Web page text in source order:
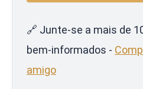
🔗 Junte-se a mais de
bem-informados -
amigo